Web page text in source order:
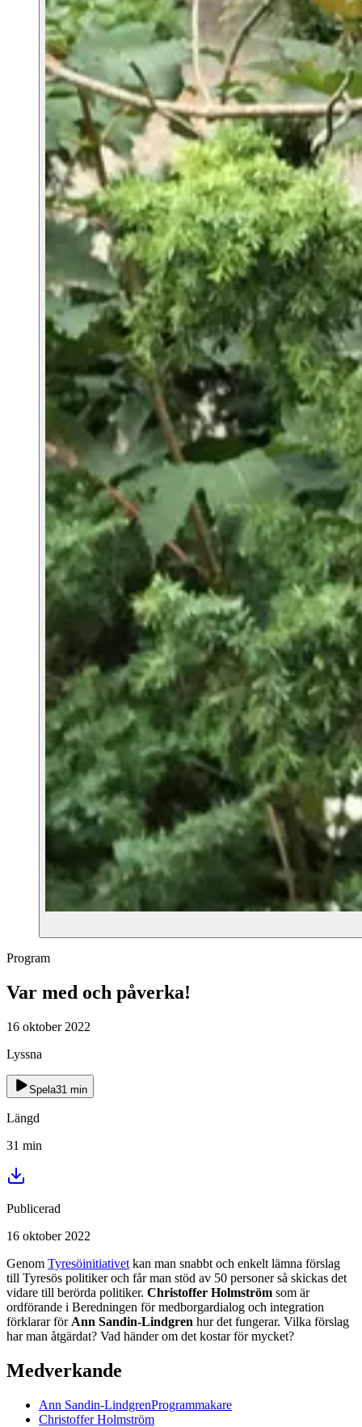
Program
Var med och påverka!
16 oktober 2022
Lyssna
Spela31 min
Längd
31 min
Publicerad
16 oktober 2022
Genom Tyresöinitiativet kan man snabbt och enkelt lämna förslag
till Tyresös politiker och får man stöd av 50 personer så skickas det
vidare till berörda politiker. Christoffer Holmström som är
ordförande i Beredningen för medborgardialog och integration
förklarar för Ann Sandin-Lindgren hur det fungerar. Vilka förslag
har man åtgärdat? Vad händer om det kostar för mycket?
Medverkande
Ann Sandin-LindgrenProgrammakare
Christoffer Holmström